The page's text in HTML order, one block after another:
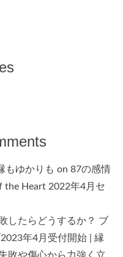
もゆかりも on 87の感情
the Heart 2022年4月セ
したらどうするか？ ブ
年4月受付開始 | 縁
敗や傷心から力強く立